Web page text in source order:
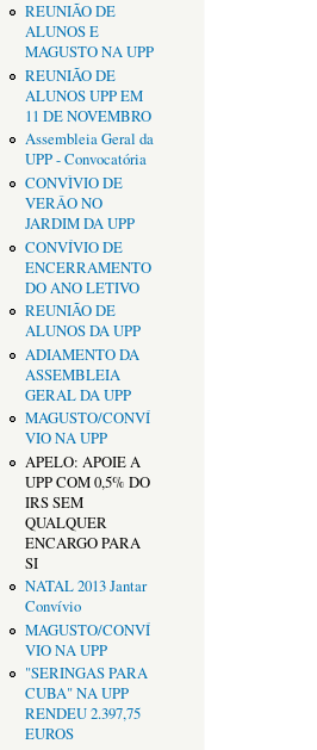
REUNIÃO DE
ALUNOS E
MAGUSTO NA UPP
REUNIÃO DE
ALUNOS UPP EM
11 DE NOVEMBRO
Assembleia Geral da
UPP - Convocatória
CONVÌVIO DE
VERÂO NO
JARDIM DA UPP
CONVÍVIO DE
ENCERRAMENTO
DO ANO LETIVO
REUNIÃO DE
ALUNOS DA UPP
ADIAMENTO DA
ASSEMBLEIA
GERAL DA UPP
MAGUSTO/CONVÍ
VIO NA UPP
APELO: APOIE A
UPP COM 0,5% DO
IRS SEM
QUALQUER
ENCARGO PARA
SI
NATAL 2013 Jantar
Convívio
MAGUSTO/CONVÍ
VIO NA UPP
"SERINGAS PARA
CUBA" NA UPP
RENDEU 2.397,75
EUROS